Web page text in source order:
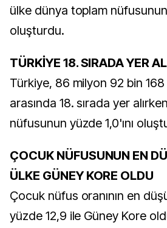
ülke dünya toplam
oluşturdu.
TÜRKİYE 18. SIRADA YER
Türkiye, 86 milyon 92 bin
arasında 18. sırada yer
nüfusunun yüzde 1,0'ını
ÇOCUK NÜFUSUNUN EN
ÜLKE GÜNEY KORE OLDU
Çocuk nüfus oranının en
yüzde 12,9 ile Güney Kore